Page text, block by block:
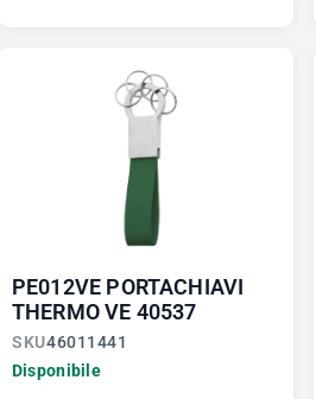
PE012VE PORTACHIAVI
THERMO VE 40537
SKU46011441
Disponibile